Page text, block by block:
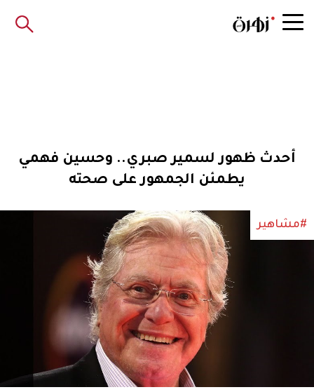
أحدث ظهور لسمير صبري.. وحسين فهمي
يطمئن الجمهور على صحته
#مشاهير